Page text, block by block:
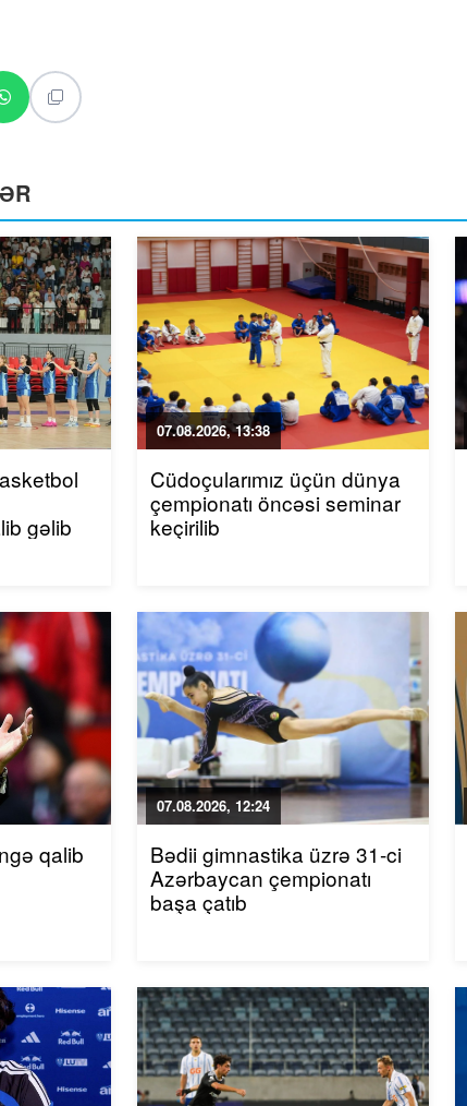
gəlib
07.08.2026, 13:38
Cüdoçularımız üçün dünya
çempionatı öncəsi seminar
keçirilib
qalib
07.08.2026, 12:24
Bədii gimnastika üzrə 31-ci
Azərbaycan çempionatı
başa çatıb